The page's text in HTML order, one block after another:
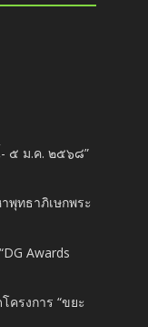
๕ ม.ค. ๒๕๖๘”
พุทธาภิเษกพระ
Awards
ครงการ “ขยะ